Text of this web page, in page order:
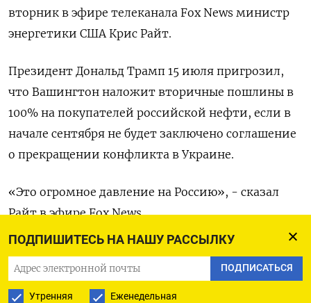
ПОДПИШИТЕСЬ НА НАШУ РАССЫЛКУ
ПОДПИСАТЬСЯ
Утренняя Еженедельная
вторник в эфире телеканала Fox News министр
энергетики США Крис Райт.
Президент Дональд Трамп 15 июля пригрозил,
что Вашингтон наложит вторичные пошлины в
100% на покупателей российской нефти, если в
начале сентября не будет заключено соглашение
о прекращении конфликта в Украине.
«Это огромное давление на Россию», - сказал
Райт в эфире Fox News.
США являются крупнейшим производителем
нефти и газа в мире, и эта позиция, по словам
Райта, означает, что США в состоянии